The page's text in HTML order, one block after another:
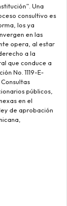
Una
consultivo es
los ya
en las
opera, al estar
a la
que conduce a
No. 1119-E-
públicos,
en el
de aprobación